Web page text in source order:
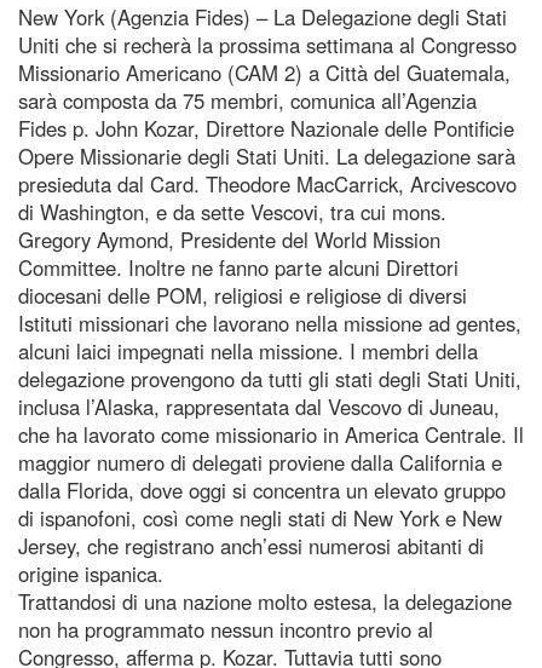
New York (Agenzia Fides) – La Delegazione degli Stati
Uniti che si recherà la prossima settimana al Congresso
Missionario Americano (CAM 2) a Città del Guatemala,
sarà composta da 75 membri, comunica all’Agenzia
Fides p. John Kozar, Direttore Nazionale delle Pontificie
Opere Missionarie degli Stati Uniti. La delegazione sarà
presieduta dal Card. Theodore MacCarrick, Arcivescovo
di Washington, e da sette Vescovi, tra cui mons.
Gregory Aymond, Presidente del World Mission
Committee. Inoltre ne fanno parte alcuni Direttori
diocesani delle POM, religiosi e religiose di diversi
Istituti missionari che lavorano nella missione ad gentes,
alcuni laici impegnati nella missione. I membri della
delegazione provengono da tutti gli stati degli Stati Uniti,
inclusa l’Alaska, rappresentata dal Vescovo di Juneau,
che ha lavorato come missionario in America Centrale. Il
maggior numero di delegati proviene dalla California e
dalla Florida, dove oggi si concentra un elevato gruppo
di ispanofoni, così come negli stati di New York e New
Jersey, che registrano anch’essi numerosi abitanti di
origine ispanica.
Trattandosi di una nazione molto estesa, la delegazione
non ha programmato nessun incontro previo al
Congresso, afferma p. Kozar. Tuttavia tutti sono